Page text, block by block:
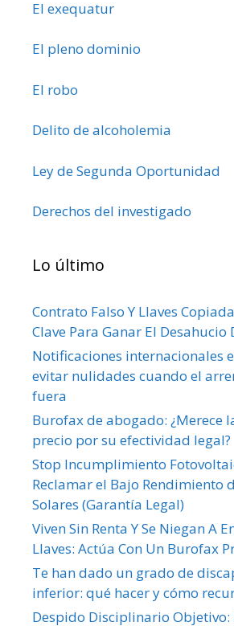
El exequatur
El pleno dominio
El robo
Delito de alcoholemia
Ley de Segunda Oportunidad
Derechos del investigado
Lo último
Contrato Falso Y Llaves
Clave Para Ganar El Desahucio
Notificaciones internacionales
evitar nulidades cuando el
fuera
Burofax de abogado: ¿Merece
precio por su efectividad legal?
Stop Incumplimiento
Reclamar el Bajo Rendimiento
Solares (Garantía Legal)
Viven Sin Renta Y Se Niegan A
Llaves: Actúa Con Un Burofax
Te han dado un grado de
inferior: qué hacer y cómo
Despido Disciplinario Objetivo: